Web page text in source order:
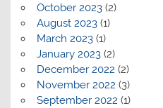
October 2023(2)
August 2023(1)
March 2023(1)
January 2023(2)
December 2022 (2)
November 2022 (3)
September 2022 (1)